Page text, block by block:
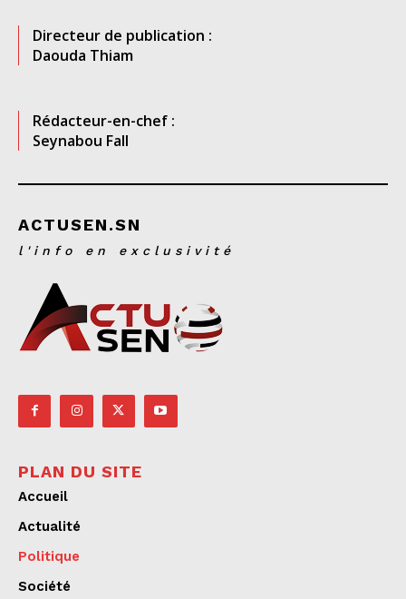
Directeur de publication :
Daouda Thiam
Rédacteur-en-chef :
Seynabou Fall
ACTUSEN.SN
l'info en exclusivité
PLAN DU SITE
Accueil
Actualité
Politique
Société